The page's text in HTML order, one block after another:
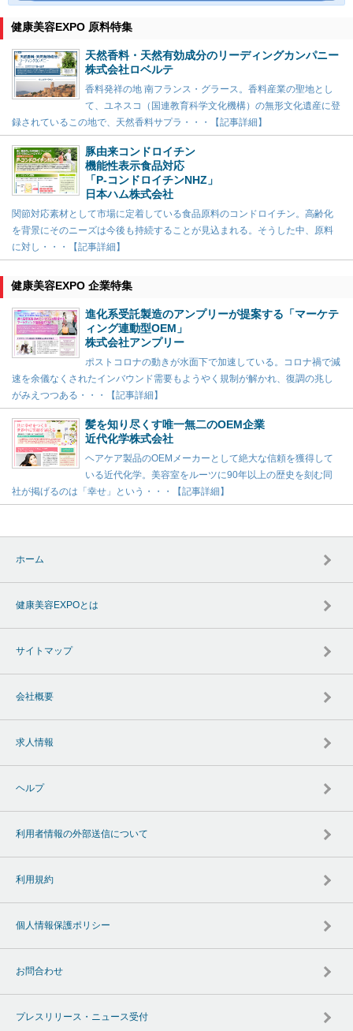
健康美容EXPO 原料特集
天然香料・天然有効成分のリーディングカンパニー
株式会社ロベルテ
香料発祥の地 南フランス・グラース。香料産業の聖地とし
て、ユネスコ（国連教育科学文化機構）の無形文化遺産に登
録されているこの地で、天然香料サプラ・・・【記事詳細】
豚由来コンドロイチン
機能性表示食品対応
「P-コンドロイチンNHZ」
日本ハム株式会社
関節対応素材として市場に定着している食品原料のコンドロイチン。高齢化
を背景にそのニーズは今後も持続することが見込まれる。そうした中、原料
に対し・・・【記事詳細】
健康美容EXPO 企業特集
進化系受託製造のアンプリーが提案する「マーケテ
ィング連動型OEM」
株式会社アンプリー
ポストコロナの動きが水面下で加速している。コロナ禍で減
速を余儀なくされたインバウンド需要もようやく規制が解かれ、復調の兆し
がみえつつある・・・【記事詳細】
髪を知り尽くす唯一無二のOEM企業
近代化学株式会社
ヘアケア製品のOEMメーカーとして絶大な信頼を獲得して
いる近代化学。美容室をルーツに90年以上の歴史を刻む同
社が掲げるのは「幸せ」という・・・【記事詳細】
ホーム
健康美容EXPOとは
サイトマップ
会社概要
求人情報
ヘルプ
利用者情報の外部送信について
利用規約
個人情報保護ポリシー
お問合わせ
プレスリリース・ニュース受付